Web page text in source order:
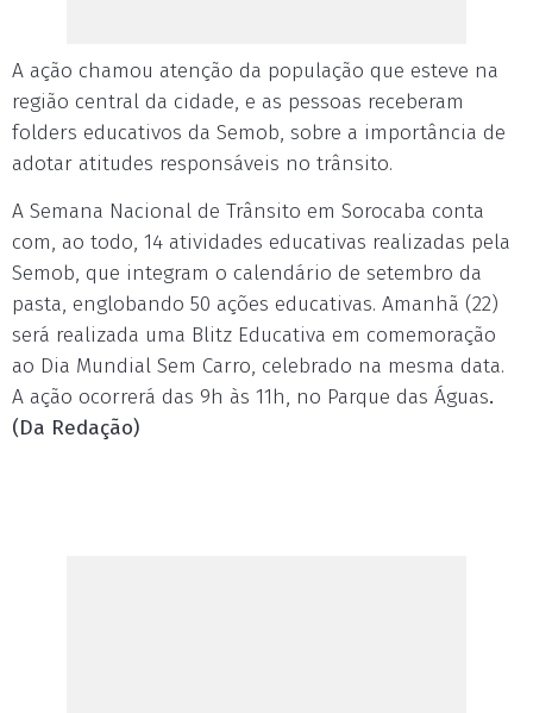
A ação chamou atenção da população que esteve na
região central da cidade, e as pessoas receberam
folders educativos da Semob, sobre a importância de
adotar atitudes responsáveis no trânsito.
A Semana Nacional de Trânsito em Sorocaba conta
com, ao todo, 14 atividades educativas realizadas pela
Semob, que integram o calendário de setembro da
pasta, englobando 50 ações educativas. Amanhã (22)
será realizada uma Blitz Educativa em comemoração
ao Dia Mundial Sem Carro, celebrado na mesma data.
A ação ocorrerá das 9h às 11h, no Parque das Águas.
(Da Redação)